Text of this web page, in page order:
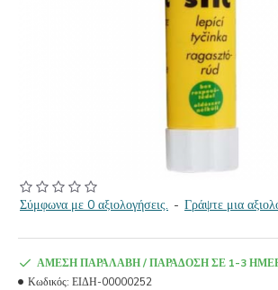
Σύμφωνα με 0 αξιολογήσεις. - Γράψτε μια
ΆΜΕΣΗ ΠΑΡΑΛΑΒΉ / ΠΑΡΆΔΟΣΗ ΣΕ 1-3
Κωδικός: ΕΙΔΗ-00000252